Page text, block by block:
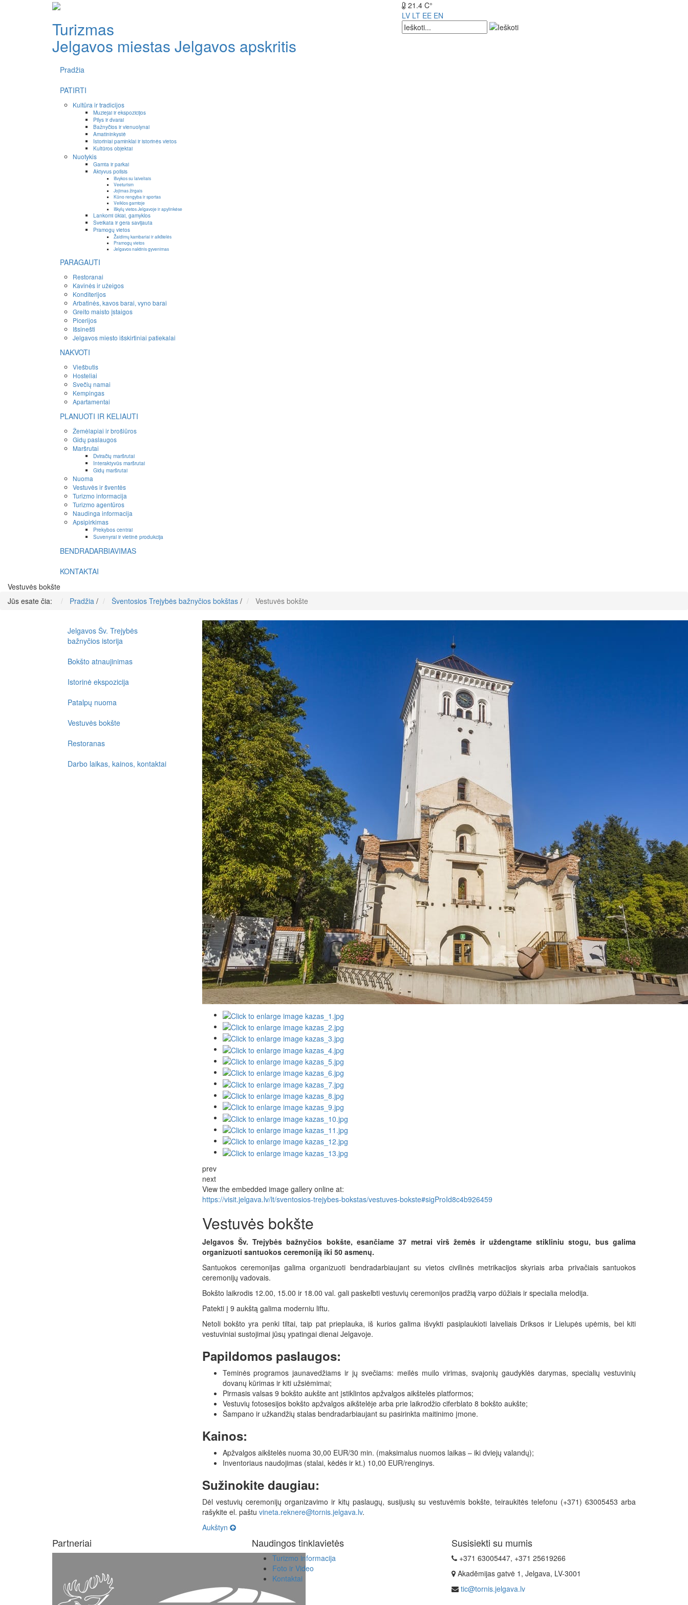
Turizmas
Jelgavos miestas Jelgavos apskritis
21.4 C°
LV LT EE EN
Pradžia
PATIRTI
Kultūra ir tradicijos
Muziejai ir ekspozicijos
Pilys ir dvarai
Bažnyčios ir vienuolynai
Amatininkystė
Istoriniai paminklai ir istorinės vietos
Kultūros objektai
Nuotykis
Gamta ir parkai
Aktyvus poilsis
Išvykos su laiveliais
Veeturism
Jojimas žirgais
Kūno rengyba ir sportas
Veiklos gamtoje
Iškylų vietos Jelgavoje ir apylinkėse
Lankomi ūkiai, gamyklos
Sveikata ir gera savijauta
Pramogų vietos
Žaidimų kambariai ir aikštelės
Pramogų vietos
Jelgavos naktinis gyvenimas
PARAGAUTI
Restoranai
Kavinės ir užeigos
Konditerijos
Arbatinės, kavos barai, vyno barai
Greito maisto įstaigos
Picerijos
Išsinešti
Jelgavos miesto išskirtiniai patiekalai
NAKVOTI
Viešbutis
Hosteliai
Svečių namai
Kempingas
Apartamentai
PLANUOTI IR KELIAUTI
Žemėlapiai ir brošiūros
Gidų paslaugos
Maršrutai
Dviračių maršrutai
Interaktyvūs maršrutai
Gidų maršrutai
Nuoma
Vestuvės ir šventės
Turizmo informacija
Turizmo agentūros
Naudinga informacija
Apsipirkimas
Prekybos centrai
Suvenyrai ir vietinė produkcija
BENDRADARBIAVIMAS
KONTAKTAI
Vestuvės bokšte
Jūs esate čia:
Pradžia / Šventosios Trejybės bažnyčios bokštas / Vestuvės bokšte
Jelgavos Šv. Trejybės
bažnyčios istorija
Bokšto atnaujinimas
Istorinė ekspozicija
Patalpų nuoma
Vestuvės bokšte
Restoranas
Darbo laikas, kainos, kontaktai
prev
next
View the embedded image gallery online at:
https://visit.jelgava.lv/lt/sventosios-trejybes-bokstas/vestuves-bokste#sigProId8c4b926459
Vestuvės bokšte
Jelgavos Šv. Trejybės bažnyčios bokšte, esančiame 37 metrai virš žemės ir uždengtame stikliniu stogu, bus galima
organizuoti santuokos ceremoniją iki 50 asmenų.
Santuokos ceremonijas galima organizuoti bendradarbiaujant su vietos civilinės metrikacijos skyriais arba privačiais santuokos
ceremonijų vadovais.
Bokšto laikrodis 12.00, 15.00 ir 18.00 val. gali paskelbti vestuvių ceremonijos pradžią varpo dūžiais ir specialia melodija.
Patekti į 9 aukštą galima moderniu liftu.
Netoli bokšto yra penki tiltai, taip pat prieplauka, iš kurios galima išvykti pasiplaukioti laiveliais Driksos ir Lielupės upėmis, bei kiti
vestuviniai sustojimai jūsų ypatingai dienai Jelgavoje.
Papildomos paslaugos:
Teminės programos jaunavedžiams ir jų svečiams: meilės muilo virimas, svajonių gaudyklės darymas, specialių vestuvinių
dovanų kūrimas ir kiti užsiėmimai;
Pirmasis valsas 9 bokšto aukšte ant įstiklintos apžvalgos aikštelės platformos;
Vestuvių fotosesijos bokšto apžvalgos aikštelėje arba prie laikrodžio ciferblato 8 bokšto aukšte;
Šampano ir užkandžių stalas bendradarbiaujant su pasirinkta maitinimo įmone.
Kainos:
Apžvalgos aikštelės nuoma 30,00 EUR/30 min. (maksimalus nuomos laikas – iki dviejų valandų);
Inventoriaus naudojimas (stalai, kėdės ir kt.) 10,00 EUR/renginys.
Sužinokite daugiau:
Dėl vestuvių ceremonijų organizavimo ir kitų paslaugų, susijusių su vestuvėmis bokšte, teiraukitės telefonu (+371) 63005453 arba
rašykite el. paštu vineta.reknere@tornis.jelgava.lv.
Aukštyn
Partneriai Naudingos tinklavietės
Turizmo informacija
Foto ir Video
Kontaktai
Susisiekti su mumis
+371 63005447, +371 25619266
Akadēmijas gatvė 1, Jelgava, LV-3001
tic@tornis.jelgava.lv